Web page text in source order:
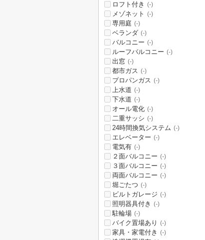
ロフト付き (-)
メゾネット (-)
専用庭 (-)
ベランダ (-)
バルコニー (-)
ルーフバルコニー (-)
出窓 (-)
都市ガス (-)
プロパンガス (-)
上水道 (-)
下水道 (-)
オール電化 (-)
二重サッシ (-)
24時間換気システム (-)
エレベーター (-)
電気有 (-)
２面バルコニー (-)
３面バルコニー (-)
両面バルコニー (-)
堀ごたつ (-)
ビルトガレージ (-)
照明器具付き (-)
駐輪場 (-)
バイク置場あり (-)
家具・家電付き (-)